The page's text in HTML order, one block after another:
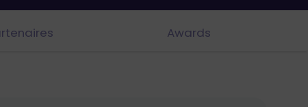
Awards